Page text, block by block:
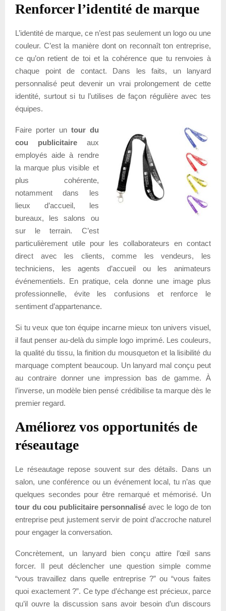
Renforcer l’identité de marque
L’identité de marque, ce n’est pas seulement un logo ou une
couleur. C’est la manière dont on reconnaît ton entreprise,
ce qu’on retient de toi et la cohérence que tu renvoies à
chaque point de contact. Dans les faits, un lanyard
personnalisé peut devenir un vrai prolongement de cette
identité, surtout si tu l’utilises de façon régulière avec tes
équipes.
Faire porter un tour du
cou publicitaireaux
employés aide à rendre
la marque plus visible et
plus cohérente,
notamment dans les
lieux d’accueil, les
bureaux, les salons ou
sur le terrain. C’est
particulièrement utile pour les collaborateurs en contact
direct avec les clients, comme les vendeurs, les
techniciens, les agents d’accueil ou les animateurs
événementiels. En pratique, cela donne une image plus
professionnelle, évite les confusions et renforce le
sentiment d’appartenance.
Si tu veux que ton équipe incarne mieux ton univers visuel,
il faut penser au-delà du simple logo imprimé. Les couleurs,
la qualité du tissu, la finition du mousqueton et la lisibilité du
marquage comptent beaucoup. Un lanyard mal conçu peut
au contraire donner une impression bas de gamme. À
l’inverse, un modèle bien pensé crédibilise ta marque dès le
premier regard.
Améliorez vos opportunités de
réseautage
Le réseautage repose souvent sur des détails. Dans un
salon, une conférence ou un événement local, tu n’as que
quelques secondes pour être remarqué et mémorisé. Un
tour du cou publicitaire personnalisé avec le logo de ton
entreprise peut justement servir de point d’accroche naturel
pour engager la conversation.
Concrètement, un lanyard bien conçu attire l’œil sans
forcer. Il peut déclencher une question simple comme
“vous travaillez dans quelle entreprise ?” ou “vous faites
quoi exactement ?”. Ce type d’échange est précieux, parce
qu’il ouvre la discussion sans avoir besoin d’un discours